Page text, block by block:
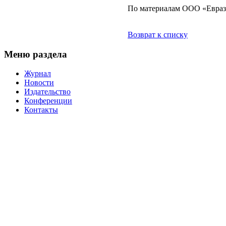
По материалам ООО
Возврат к списку
Меню раздела
Журнал
Новости
Издательство
Конференции
Контакты